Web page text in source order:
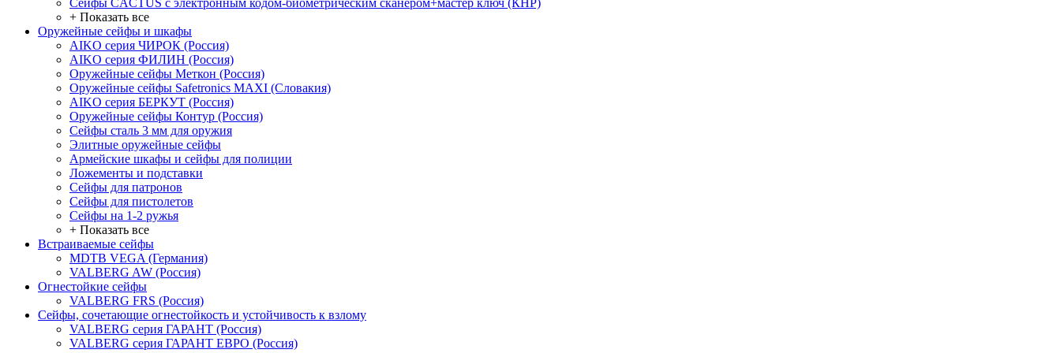
Сейфы CACTUS с электронным кодом-биометрическим сканером+мастер ключ (КНР)
+ Показать все
Оружейные сейфы и шкафы
AIKO серия ЧИРОК (Россия)
AIKO серия ФИЛИН (Россия)
Оружейные сейфы Меткон (Россия)
Оружейные сейфы Safetronics MAXI (Словакия)
AIKO серия БЕРКУТ (Россия)
Оружейные сейфы Контур (Россия)
Сейфы сталь 3 мм для оружия
Элитные оружейные сейфы
Армейские шкафы и сейфы для полиции
Ложементы и подставки
Сейфы для патронов
Сейфы для пистолетов
Сейфы на 1-2 ружья
+ Показать все
Встраиваемые сейфы
MDTB VEGA (Германия)
VALBERG AW (Россия)
Огнестойкие сейфы
VALBERG FRS (Россия)
Сейфы, сочетающие огнестойкость и устойчивость к взлому
VALBERG серия ГАРАНТ (Россия)
VALBERG серия ГАРАНТ ЕВРО (Россия)